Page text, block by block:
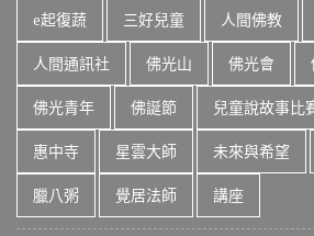
e起復蔬 三好兒童 人間佛教
人間通訊社 佛光山 佛光會
佛光青年 佛誕節 兒童說故事比
惠中寺 星雲大師 未來與希望
臘八粥 覺居法師 講座